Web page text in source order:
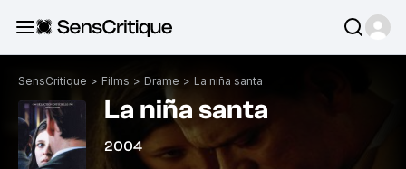
SensCritique > Films > Drame > La niña santa
La niña santa
2004